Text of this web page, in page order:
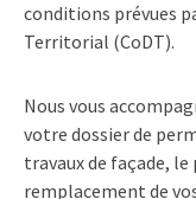
conditions prévues
Territorial (CoDT).
Nous vous
votre dossier de
travaux de façade,
remplacement de